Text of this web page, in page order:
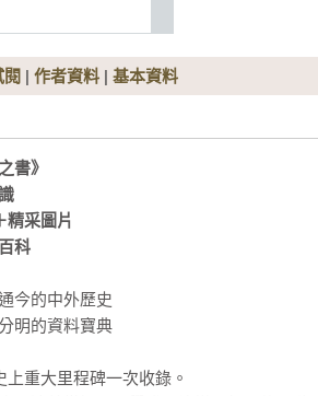
| 作者資料 | 基本資料
書》
精采圖片
科
今的中外歷史
明的資料寶典
上重大里程碑一次收錄。